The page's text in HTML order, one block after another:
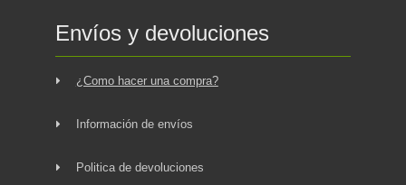
Envíos y devoluciones
¿Como hacer una compra?
Información de envíos
Politica de devoluciones